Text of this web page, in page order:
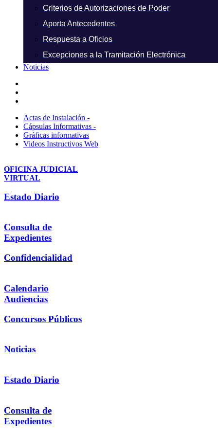
Criterios de Autorizaciones de Poder
Aporta Antecedentes
Respuesta a Oficios
Excepciones a la Tramitación Electrónica
Noticias
Actas de Instalación -
Cápsulas Informativas -
Gráficas informativas
Videos Instructivos Web
OFICINA JUDICIAL
VIRTUAL
Estado Diario
Consulta de
Expedientes
Confidencialidad
Calendario
Audiencias
Concursos Públicos
Noticias
Estado Diario
Consulta de
Expedientes